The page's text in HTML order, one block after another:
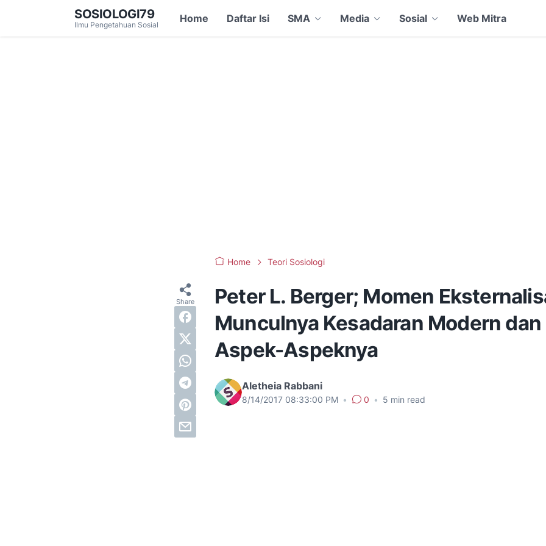
SOSIOLOGI79
Ilmu Pengetahuan Sosial
Home Daftar Isi SMA Media Sosial Web Mitra
Home Teori Sosiologi
Peter L. Berger; Momen
Munculnya Kesadaran Modern dan
Aspek-Aspeknya
Aletheia Rabbani
8/14/2017 08:33:00 PM • 0 • 5 min read